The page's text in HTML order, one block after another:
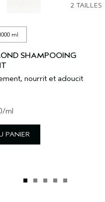
2 TAILLES
ml
SHAMPOOING
nourrit et adoucit
/ml
PANIER